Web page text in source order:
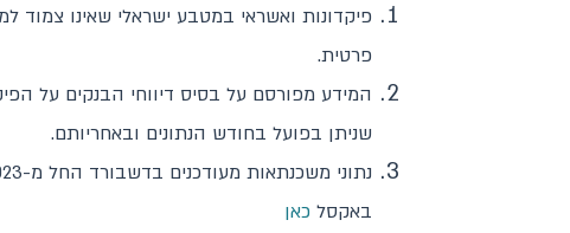
פיקדונות ואשראי במטבע ישראלי שאינו צמוד
פרטית.
המידע מפורסם על בסיס דיווחי הבנקים על
שניתן בפועל בחודש הנתונים ובאחריותם.
באקסל כאן